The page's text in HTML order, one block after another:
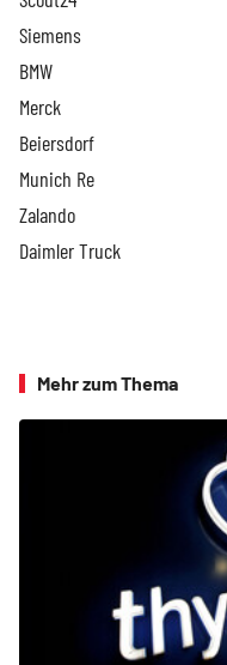
Siemens
BMW
Merck
Beiersdorf
Munich Re
Zalando
Daimler Truck
Mehr zum Thema